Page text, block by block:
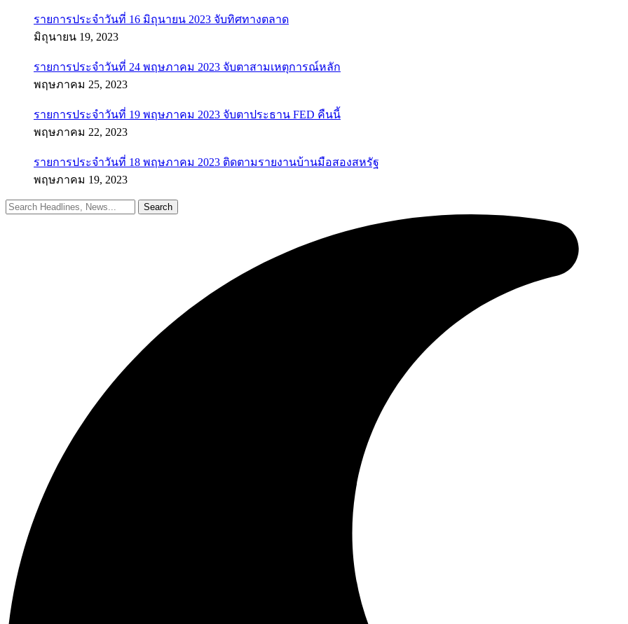
รายการประจำวันที่ 16 มิถุนายน 2023 จับทิศทางตลาด
มิถุนายน 19, 2023
รายการประจำวันที่ 24 พฤษภาคม 2023 จับตาสามเหตุการณ์หลัก
พฤษภาคม 25, 2023
รายการประจำวันที่ 19 พฤษภาคม 2023 จับตาประธาน FED คืนนี้
พฤษภาคม 22, 2023
รายการประจำวันที่ 18 พฤษภาคม 2023 ติดตามรายงานบ้านมือสองสหรัฐ
พฤษภาคม 19, 2023